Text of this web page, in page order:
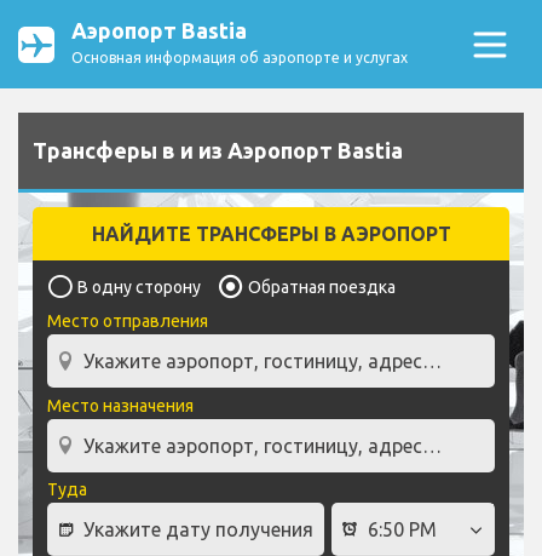
Аэропорт Bastia
Основная информация об аэропорте и услугах
Трансферы в и из Аэропорт Bastia
НАЙДИТЕ ТРАНСФЕРЫ В АЭРОПОРТ
В одну сторону
Обратная поездка
Место отправления
Место назначения
Туда